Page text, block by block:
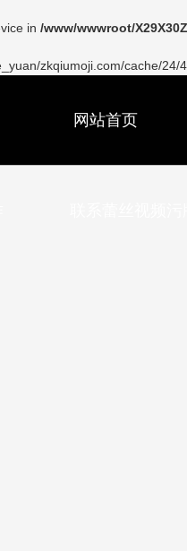
in /www/wwwroot/
zkqiumoji.com/cache/
网站首页